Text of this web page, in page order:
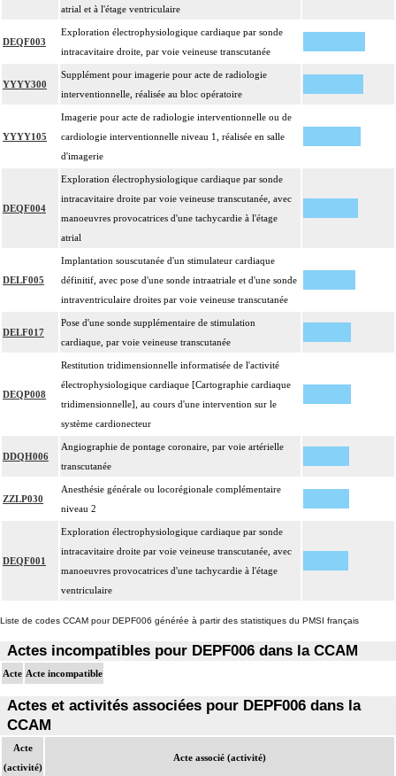
atrial et à l'étage ventriculaire
DEQF003
Exploration électrophysiologique cardiaque par sonde
intracavitaire droite, par voie veineuse transcutanée
YYYY300
Supplément pour imagerie pour acte de radiologie
interventionnelle, réalisée au bloc opératoire
YYYY105
Imagerie pour acte de radiologie interventionnelle ou de
cardiologie interventionnelle niveau 1, réalisée en salle
d'imagerie
DEQF004
Exploration électrophysiologique cardiaque par sonde
intracavitaire droite par voie veineuse transcutanée, avec
manoeuvres provocatrices d'une tachycardie à l'étage
atrial
DELF005
Implantation souscutanée d'un stimulateur cardiaque
définitif, avec pose d'une sonde intraatriale et d'une sonde
intraventriculaire droites par voie veineuse transcutanée
DELF017
Pose d'une sonde supplémentaire de stimulation
cardiaque, par voie veineuse transcutanée
DEQP008
Restitution tridimensionnelle informatisée de l'activité
électrophysiologique cardiaque [Cartographie cardiaque
tridimensionnelle], au cours d'une intervention sur le
système cardionecteur
DDQH006
Angiographie de pontage coronaire, par voie artérielle
transcutanée
ZZLP030
Anesthésie générale ou locorégionale complémentaire
niveau 2
DEQF001
Exploration électrophysiologique cardiaque par sonde
intracavitaire droite par voie veineuse transcutanée, avec
manoeuvres provocatrices d'une tachycardie à l'étage
ventriculaire
Liste de codes CCAM pour DEPF006 générée à partir des statistiques du PMSI français
Actes incompatibles pour DEPF006 dans la CCAM
Acte Acte incompatible
Actes et activités associées pour DEPF006 dans la
CCAM
Acte
(activité)
Acte associé (activité)